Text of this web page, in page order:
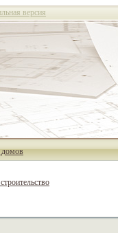
версия
домов